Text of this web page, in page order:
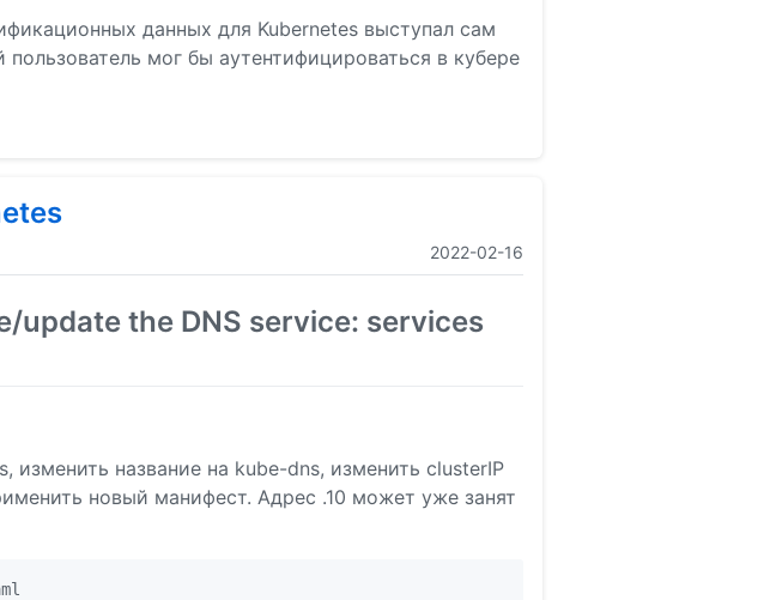
данных для Kubernetes выступал сам
мог бы аутентифицироваться в кубере
2022-02-16
update the DNS service: services
название на kube-dns, изменить clusterIP
новый манифест. Адрес .10 может уже занят